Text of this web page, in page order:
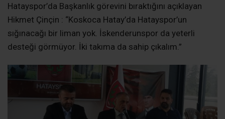
Hatayspor’da Başkanlık görevini bıraktığını açıklayan
Hikmet Çinçin : “Koskoca Hatay’da Hatayspor’un
sığınacağı bir liman yok. İskenderunspor da yeterli
desteği görmüyor. İki takıma da sahip çıkalım.”